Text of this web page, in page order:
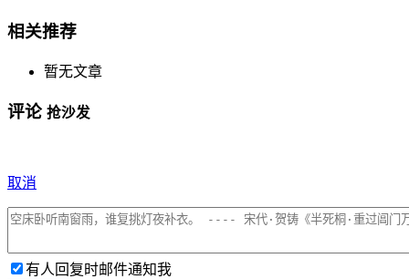
相关推荐
暂无文章
评论 抢沙发
取消
有人回复时邮件通知我